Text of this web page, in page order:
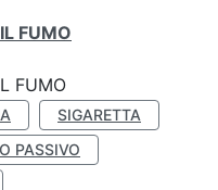
FUMO
FUMO
SIGARETTA
PASSIVO